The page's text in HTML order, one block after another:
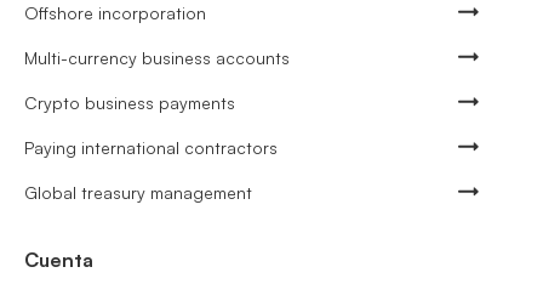
Offshore incorporation
Multi-currency business accounts
Crypto business payments
Paying international contractors
Global treasury management
Cuenta